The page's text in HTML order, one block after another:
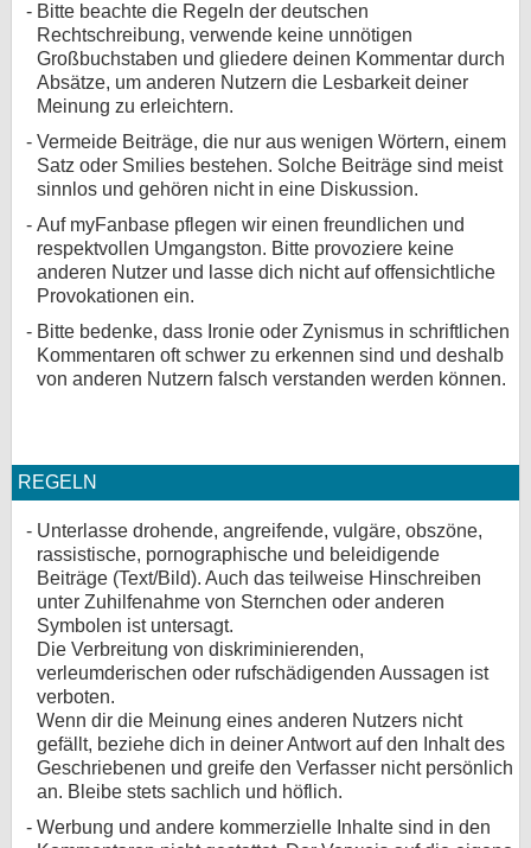
Bitte beachte die Regeln der deutschen
Rechtschreibung, verwende keine unnötigen
Großbuchstaben und gliedere deinen Kommentar durch
Absätze, um anderen Nutzern die Lesbarkeit deiner
Meinung zu erleichtern.
Vermeide Beiträge, die nur aus wenigen Wörtern, einem
Satz oder Smilies bestehen. Solche Beiträge sind meist
sinnlos und gehören nicht in eine Diskussion.
Auf myFanbase pflegen wir einen freundlichen und
respektvollen Umgangston. Bitte provoziere keine
anderen Nutzer und lasse dich nicht auf offensichtliche
Provokationen ein.
Bitte bedenke, dass Ironie oder Zynismus in schriftlichen
Kommentaren oft schwer zu erkennen sind und deshalb
von anderen Nutzern falsch verstanden werden können.
REGELN
Unterlasse drohende, angreifende, vulgäre, obszöne,
rassistische, pornographische und beleidigende
Beiträge (Text/Bild). Auch das teilweise Hinschreiben
unter Zuhilfenahme von Sternchen oder anderen
Symbolen ist untersagt.
Die Verbreitung von diskriminierenden,
verleumderischen oder rufschädigenden Aussagen ist
verboten.
Wenn dir die Meinung eines anderen Nutzers nicht
gefällt, beziehe dich in deiner Antwort auf den Inhalt des
Geschriebenen und greife den Verfasser nicht persönlich
an. Bleibe stets sachlich und höflich.
Werbung und andere kommerzielle Inhalte sind in den